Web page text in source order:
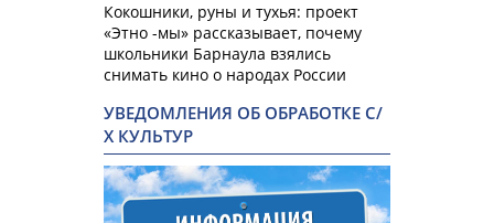
Кокошники, руны и тухья: проект
«Этно -мы» рассказывает, почему
школьники Барнаула взялись
снимать кино о народах России
УВЕДОМЛЕНИЯ ОБ ОБРАБОТКЕ С/
Х КУЛЬТУР